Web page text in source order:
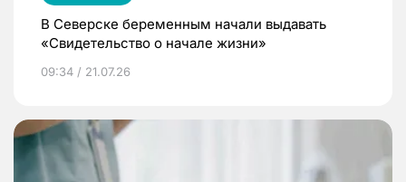
В Северске беременным начали выдавать
«Свидетельство о начале жизни»
09:34 / 21.07.26